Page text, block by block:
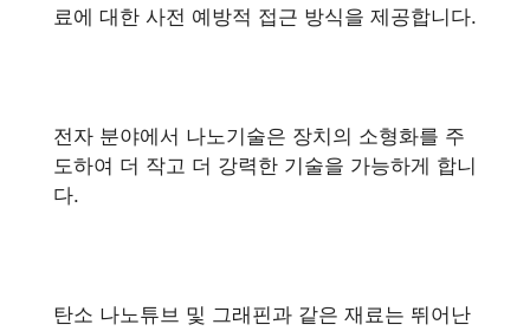
료에 대한 사전 예방적 접근 방식을 제공합니다.
전자 분야에서 나노기술은 장치의 소형화를 주
도하여 더 작고 더 강력한 기술을 가능하게 합니
다.
탄소 나노튜브 및 그래핀과 같은 재료는 뛰어난